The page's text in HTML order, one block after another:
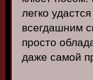
легко
всегдашним
просто
даже самой